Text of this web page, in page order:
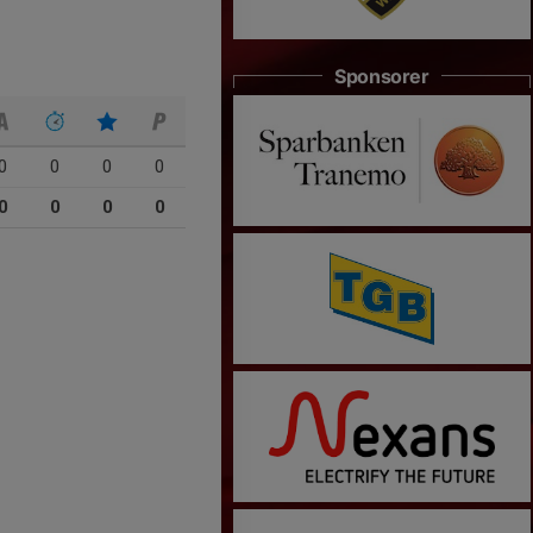
0 0
0
0 0 0 0
Sponsorer